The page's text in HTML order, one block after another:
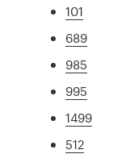
101
689
985
995
1499
512